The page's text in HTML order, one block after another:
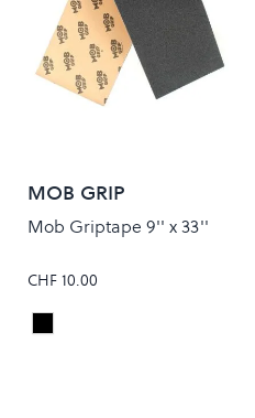
MOB GRIP
Mob Griptape 9'' x 33''
CHF 10.00
Colour
Black